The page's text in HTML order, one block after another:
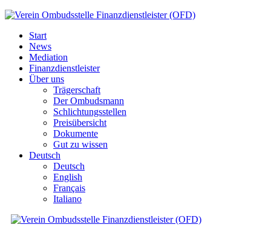
Start
News
Mediation
Finanzdienstleister
Über uns
Trägerschaft
Der Ombudsmann
Schlichtungsstellen
Preisübersicht
Dokumente
Gut zu wissen
Deutsch
Deutsch
English
Français
Italiano